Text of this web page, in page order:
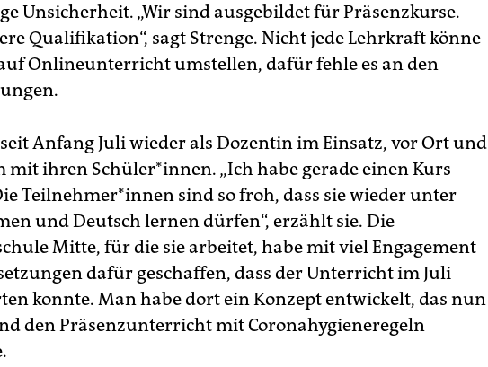
Unsicherheit. „Wir sind ausgebildet für Präsenzkurse.
Qualifikation“, sagt Strenge. Nicht jede Lehrkraft könne
Onlineunterricht umstellen, dafür fehle es an den
Anfang Juli wieder als Dozentin im Einsatz, vor Ort und
mit ihren Schüler*innen. „Ich habe gerade einen Kurs
Teilnehmer*innen sind so froh, dass sie wieder unter
und Deutsch lernen dürfen“, erzählt sie. Die
Mitte, für die sie arbeitet, habe mit viel Engagement
dafür geschaffen, dass der Unterricht im Juli
konnte. Man habe dort ein Konzept entwickelt, das nun
den Präsenzunterricht mit Coronahygieneregeln